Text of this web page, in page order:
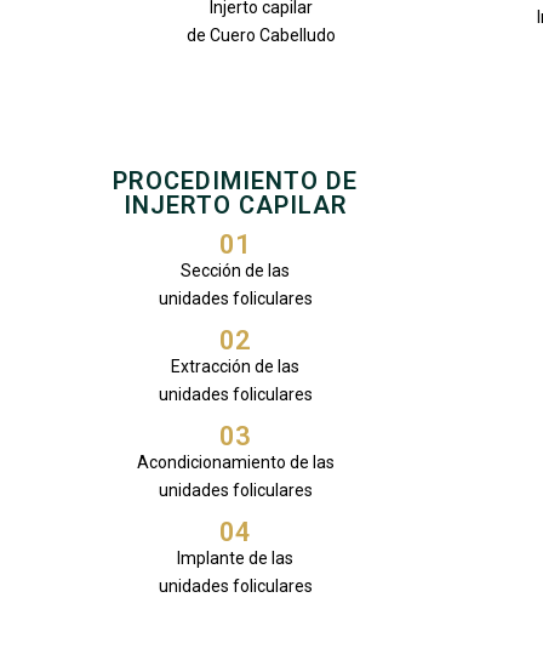
Injerto capilar
de Cuero Cabelludo
PROCEDIMIENTO DE
INJERTO CAPILAR
01
Sección de las
unidades foliculares
02
Extracción de las
unidades foliculares
03
Acondicionamiento de las
unidades foliculares
04
Implante de las
unidades foliculares